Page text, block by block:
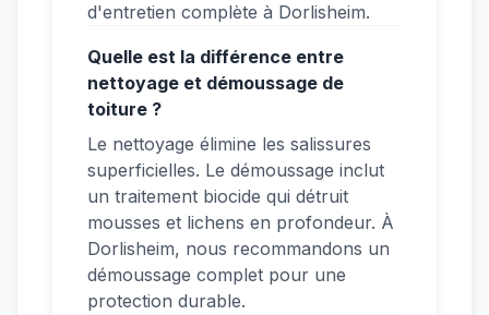
d'entretien complète à Dorlisheim.
Quelle est la différence entre
nettoyage et démoussage de
toiture ?
Le nettoyage élimine les salissures
superficielles. Le démoussage inclut
un traitement biocide qui détruit
mousses et lichens en profondeur. À
Dorlisheim, nous recommandons un
démoussage complet pour une
protection durable.